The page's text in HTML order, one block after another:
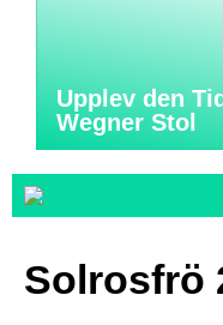
Upplev den
Wegner Stol
Solrosfrö